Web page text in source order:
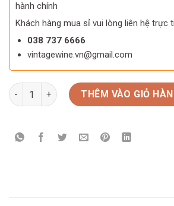
hành chính
Khách hàng mua sỉ vui lòng liên hệ trực
038 737 6666
vintagewine.vn@gmail.com
Rượu vang Ý Danzante Pinot Grigio số
THÊM VÀO GIỎ